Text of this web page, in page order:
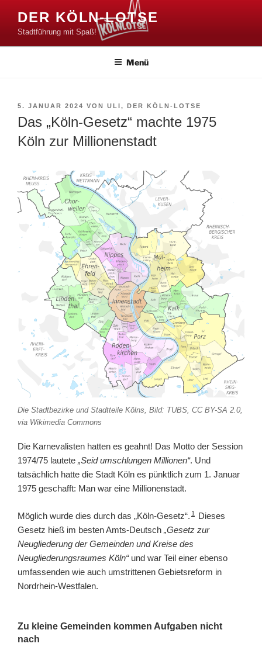
Inhalt
springen
DER KÖLN-LOTSE
Stadtführung mit Spaß!
Menü
VERÖFFENTLICHT
AM
5. JANUAR 2024 VON ULI, DER KÖLN-LOTSE
Das „Köln-Gesetz“ machte 1975
Köln zur Millionenstadt
Die Stadtbezirke und Stadtteile Kölns, Bild: TUBS, CC BY-SA 2.0,
via Wikimedia Commons
Die Karnevalisten hatten es geahnt! Das Motto der Session
1974/75 lautete „Seid umschlungen Millionen“. Und
tatsächlich hatte die Stadt Köln es pünktlich zum 1. Januar
1975 geschafft: Man war eine Millionenstadt.
Möglich wurde dies durch das „Köln-Gesetz“. 1
Dieses
Gesetz hieß im besten Amts-Deutsch „Gesetz zur
Neugliederung der Gemeinden und Kreise des
Neugliederungsraumes Köln“und war Teil einer ebenso
umfassenden wie auch umstrittenen Gebietsreform in
Nordrhein-Westfalen.
Zu kleine Gemeinden kommen Aufgaben nicht
nach